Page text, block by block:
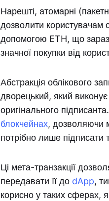
Нарешті, атомарні
дозволити користувачам
допомогою ETH, що
значної покупки від
Абстракція облікового
дворецький, який
оригінального
блокчейнах, дозволяючи
потрібно лише
Ці мета-транзакції
передавати її до dApp,
корисно у таких сферах,